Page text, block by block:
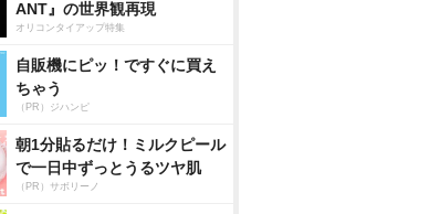
ANT』の世界観再現
オリコンタイアップ特集
自販機にピッ！ですぐに買え
ちゃう
（PR）ジハンピ
朝1分貼るだけ！ミルクピール
で一日中ずっとうるツヤ肌
（PR）サボリーノ